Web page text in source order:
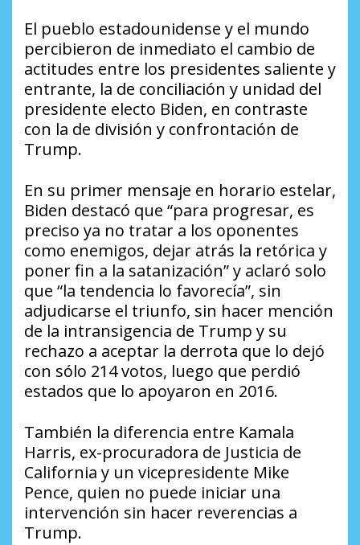
El pueblo estadounidense y el mundo
percibieron de inmediato el cambio de
actitudes entre los presidentes saliente y
entrante, la de conciliación y unidad del
presidente electo Biden, en contraste
con la de división y confrontación de
Trump.
En su primer mensaje en horario estelar,
Biden destacó que “para progresar, es
preciso ya no tratar a los oponentes
como enemigos, dejar atrás la retórica y
poner fin a la satanización” y aclaró solo
que “la tendencia lo favorecía”, sin
adjudicarse el triunfo, sin hacer mención
de la intransigencia de Trump y su
rechazo a aceptar la derrota que lo dejó
con sólo 214 votos, luego que perdió
estados que lo apoyaron en 2016.
También la diferencia entre Kamala
Harris, ex-procuradora de Justicia de
California y un vicepresidente Mike
Pence, quien no puede iniciar una
intervención sin hacer reverencias a
Trump.